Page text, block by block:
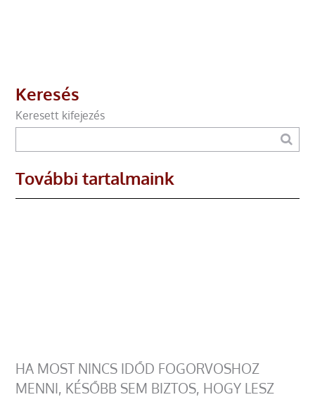
Keresés
Keresett kifejezés
További tartalmaink
HA MOST NINCS IDŐD FOGORVOSHOZ
MENNI, KÉSŐBB SEM BIZTOS, HOGY LESZ